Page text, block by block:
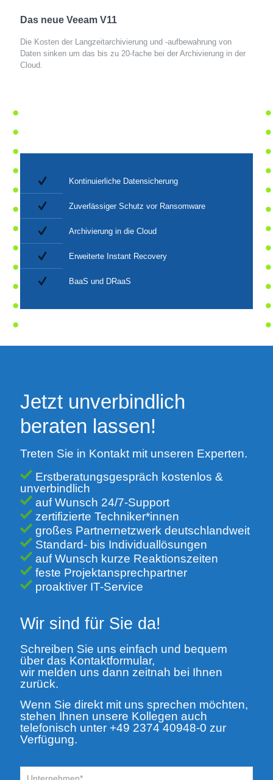
Das neue Veeam V11
Die Kosten der Langzeitarchivierung und -aufbewahrung von
Daten sinken um das bis zu 20-fache bei der Archivierung in der
Cloud.
Kontinuierliche Datensicherung
Zuverlässiger Schutz vor Ransomware
Archivierung in die Cloud
Erweiterte Instant Recovery
BaaS und DRaaS
Jetzt unverbindlich
beraten lassen!
Treten Sie in Kontakt mit unseren Experten.
Erstberatungsgespräch kostenlos &
unverbindlich
auf Wunsch 24/7-Support
zertifizierte Techniker*innen
großes Partnernetzwerk deutschlandweit
Standard- bis Individuallösungen
auf Wunsch kurze Reaktionszeiten
feste Projektansprechpartner
proaktiver IT-Service
Wir sind für Sie da!
Schreiben Sie uns einfach und bequem
über das Kontaktformular,
wir melden uns dann zeitnah bei Ihnen
zurück.
Wenn Sie direkt mit uns sprechen möchten,
stehen Ihnen unsere Kollegen auch
telefonisch unter +49 2374 40948-0 zur
Verfügung.